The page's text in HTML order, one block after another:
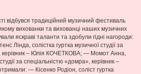
відбувся традиційний музичний фестиваль
вихованки та вихованці наших музичних
яскраві таланти та здобули гідні нагороди:
Лінда, солістка гуртка музичної студії за
керівник – Юлія КОЧЕТКОВА; — Момот Анна,
за спеціальністю «домра», керівник –
— Кісенко Родіон, соліст гуртка